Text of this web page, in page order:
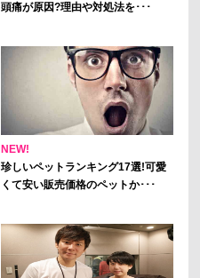
頭痛が原因?理由や対処法を･･･
NEW!
珍しいペットランキング17選!可愛
くて安い販売価格のペットか･･･